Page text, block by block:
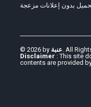
بدون إعلانات مزعجة
© 2026 by عنبة. All
Disclaimer : This site
contents are provided